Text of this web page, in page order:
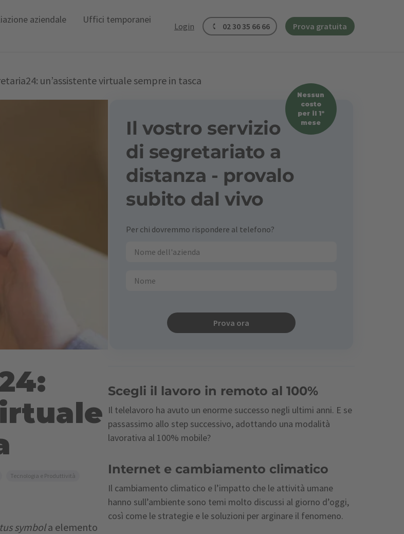
aziendale
Uffici temporanei
Login 02 30 35 66 66 Prova gratuita
un’assistente virtuale sempre in tasca
Tecnologia e Produttività
symbola elemento
Nessun
costo
per il 1º
mese
Il vostro servizio
di segretariato a
distanza - provalo
subito dal vivo
Per chi dovremmo rispondere al telefono?
Prova ora
Scegli il lavoro in remoto al 100%
Il telelavoro ha avuto un enorme successo negli ultimi anni. E se
passassimo allo step successivo, adottando una modalità
lavorativa al 100% mobile?
Internet e cambiamento climatico
Il cambiamento climatico e l’impatto che le attività umane
hanno sull’ambiente sono temi molto discussi al giorno d’oggi,
così come le strategie e le soluzioni per arginare il fenomeno.